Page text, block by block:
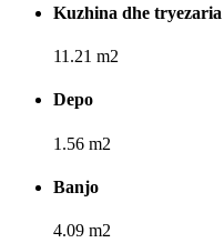
Kuzhina dhe tryezaria
11.21 m2
Depo
1.56 m2
Banjo
4.09 m2